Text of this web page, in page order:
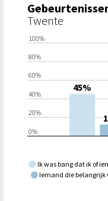
Twente
Ik was bang dat ik of
Iemand die belangrijk
Iemand die belangrijk
Iemand die
0%
20%
40%
60%
80%
100%
45%